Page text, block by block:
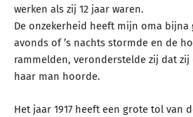
werken als zij 12 jaar waren.
De onzekerheid heeft mijn oma bijna
avonds of ’s nachts stormde en de
rammelden, veronderstelde zij dat zij
haar man hoorde.
Het jaar 1917 heeft een grote tol van